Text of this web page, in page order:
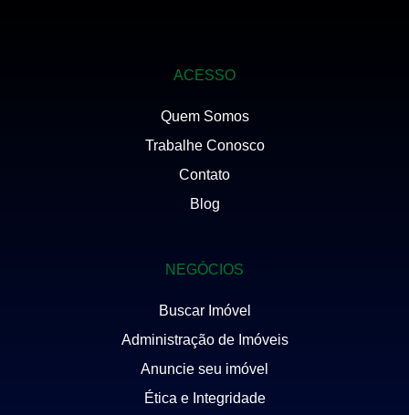
ACESSO
Quem Somos
Trabalhe Conosco
Contato
Blog
NEGÓCIOS
Buscar Imóvel
Administração de Imóveis
Anuncie seu imóvel
Ética e Integridade